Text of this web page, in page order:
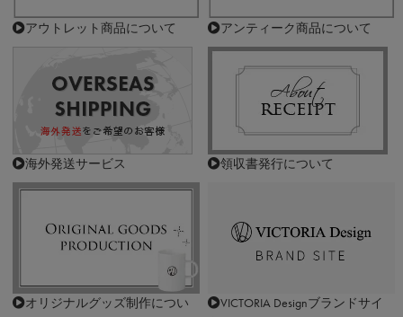
アウトレット商品について アンティーク商品について
海外発送サービス 領収書発行について
オリジナルグッズ制作につい
VICTORIA Designブランドサイ